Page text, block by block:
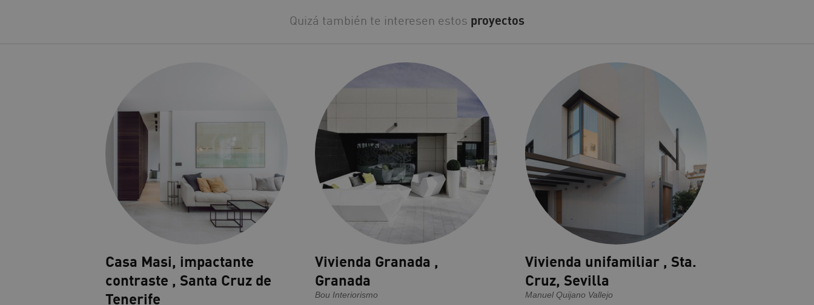
Quizá también te interesen estos proyectos
Casa Masi, impactante
contraste , Santa Cruz de
Tenerife
Vivienda Granada ,
Granada
Bou Interiorismo
Vivienda unifamiliar , Sta.
Cruz, Sevilla
Manuel Quijano Vallejo